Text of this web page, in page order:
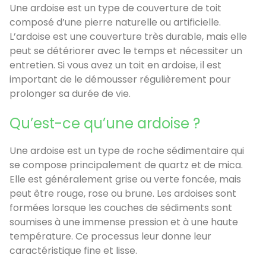
Une ardoise est un type de couverture de toit
composé d’une pierre naturelle ou artificielle.
L’ardoise est une couverture très durable, mais elle
peut se détériorer avec le temps et nécessiter un
entretien. Si vous avez un toit en ardoise, il est
important de le démousser régulièrement pour
prolonger sa durée de vie.
Qu’est-ce qu’une ardoise ?
Une ardoise est un type de roche sédimentaire qui
se compose principalement de quartz et de mica.
Elle est généralement grise ou verte foncée, mais
peut être rouge, rose ou brune. Les ardoises sont
formées lorsque les couches de sédiments sont
soumises à une immense pression et à une haute
température. Ce processus leur donne leur
caractéristique fine et lisse.